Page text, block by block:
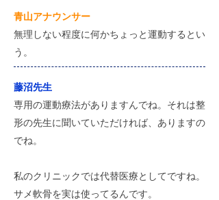
​青山アナウンサー
無理しない程度に何かちょっと運動するとい
う。
藤沼先生
専用の運動療法がありますんでね。それは整
形の先生に聞いていただければ、ありますの
でね。
私のクリニックでは代替医療としてですね。
サメ軟骨を実は使ってるんです。